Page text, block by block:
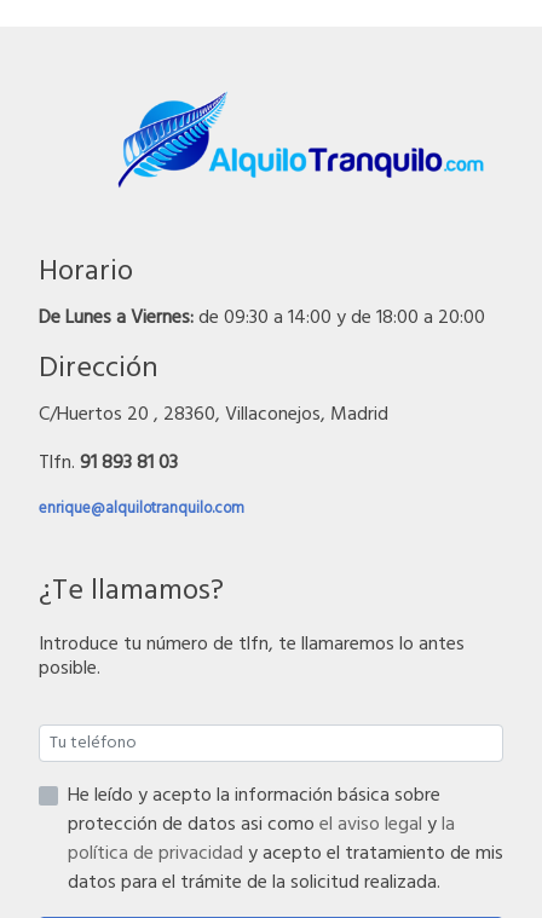
Horario
De Lunes a Viernes:de 09:30 a 14:00 y de 18:00 a 20:00
Dirección
C/Huertos 20 , 28360, Villaconejos, Madrid
Tlfn.91 893 81 03
enrique@alquilotranquilo.com
¿Te llamamos?
Introduce tu número de tlfn, te llamaremos lo antes
posible.
He leído y acepto la información básica sobre
protección de datos asi comoel aviso legalyla
política de privacidady acepto el tratamiento de mis
datos para el trámite de la solicitud realizada.